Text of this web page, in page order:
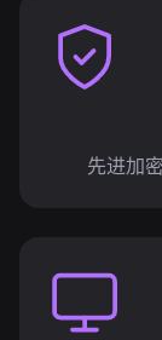
先进加